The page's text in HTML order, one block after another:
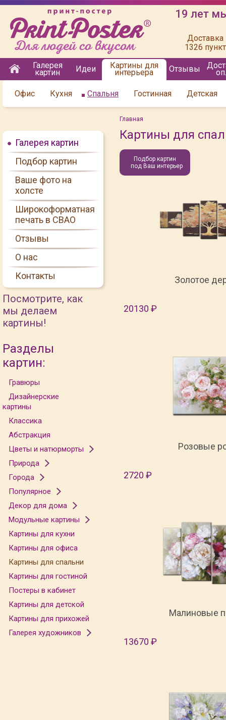
19 лет
Доставка
1326
Галерея
картин Идеи Картины для
интерьера
Офис Кухня Спальня Гостинная Детская
Отзывы
Галерея картин
Подбор картин
Ваше фото на
холсте
Широкоформатная
печать в СВАО
Отзывы
О нас
Контакты
Посмотрите, как
мы делаем
картины!
Разделы
картин:
Гравюры
Дизайнерские
картины
Классика
Абстракция
Цветы и натюрморты
Природа
Города
Популярное
Декор для дома
Модульные картины
Картины для кухни
Картины для офиса
Картины для спальни
Картины для гостиной
Постеры в кабинет
Картины для детской
Картины для прихожей
Галерея художников
Главная
Картины для
Подбор картин
под Ваш интерьер
Золотое
20130 ₽
Розовые
2720 ₽
Малиновые
13670 ₽